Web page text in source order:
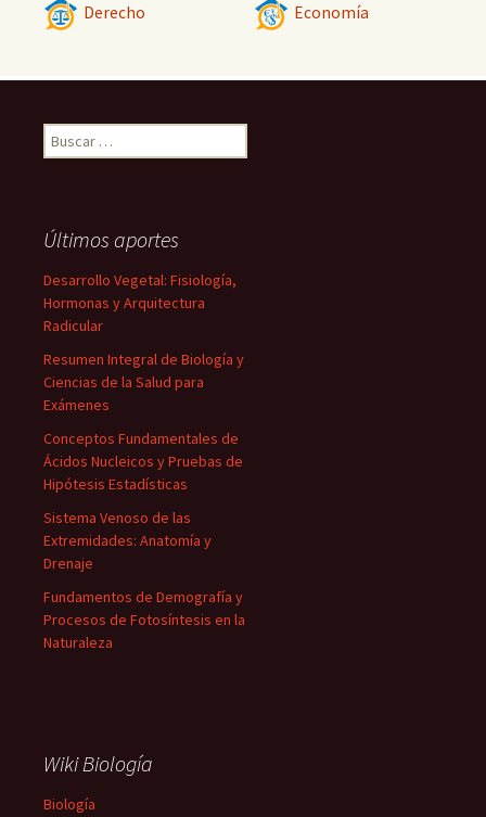
Derecho Economía
Buscar:
Últimos aportes
Desarrollo Vegetal: Fisiología,
Hormonas y Arquitectura
Radicular
Resumen Integral de Biología y
Ciencias de la Salud para
Exámenes
Conceptos Fundamentales de
Ácidos Nucleicos y Pruebas de
Hipótesis Estadísticas
Sistema Venoso de las
Extremidades: Anatomía y
Drenaje
Fundamentos de Demografía y
Procesos de Fotosíntesis en la
Naturaleza
Wiki Biología
Biología